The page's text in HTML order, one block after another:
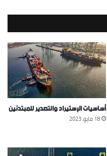
أساسيات الإستيراد والتصدير للمبتدئين
18 مايو، 2023